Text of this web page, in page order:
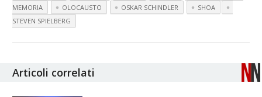
MEMORIA
OLOCAUSTO OSKAR SCHINDLER
SHOA
STEVEN SPIELBERG
Articoli correlati